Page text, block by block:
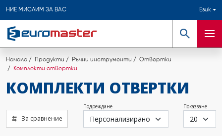
НИЕ МИСЛИМ ЗА ВАС Език
Търсене
Начало Продукти Ръчни инструменти
Отвертки
Комплекти отвертки
КОМПЛЕКТИ ОТВЕРТКИ
За сравнение
Подреждане Показване